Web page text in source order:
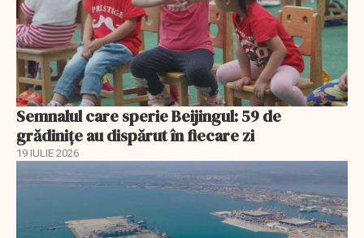
Semnalul care sperie Beijingul: 59 de
grădinițe au dispărut în fiecare zi
19 IULIE 2026